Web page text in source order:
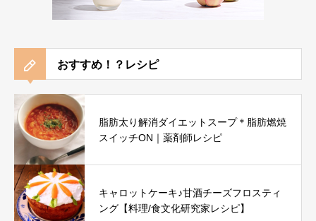
おすすめ！？レシピ
脂肪太り解消ダイエットスープ＊脂肪燃焼
スイッチON｜薬剤師レシピ
キャロットケーキ♪甘酒チーズフロスティ
ング【料理/食文化研究家レシピ】